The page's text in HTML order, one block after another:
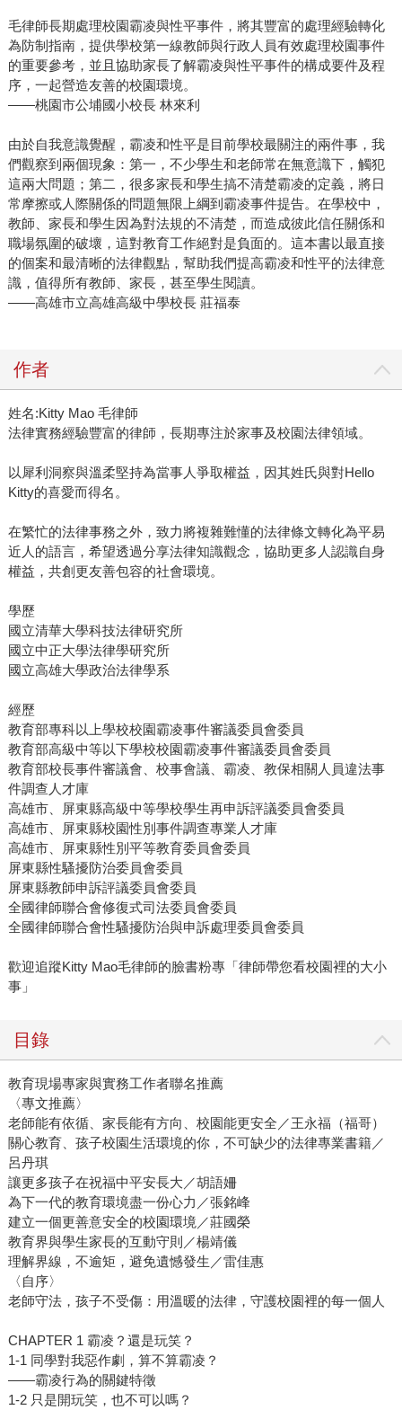
毛律師長期處理校園霸凌與性平事件，將其豐富的處理經驗轉化
為防制指南，提供學校第一線教師與行政人員有效處理校園事件
的重要參考，並且協助家長了解霸凌與性平事件的構成要件及程
序，一起營造友善的校園環境。
——桃園市公埔國小校長 林來利
由於自我意識覺醒，霸凌和性平是目前學校最關注的兩件事，我
們觀察到兩個現象：第一，不少學生和老師常在無意識下，觸犯
這兩大問題；第二，很多家長和學生搞不清楚霸凌的定義，將日
常摩擦或人際關係的問題無限上綱到霸凌事件提告。在學校中，
教師、家長和學生因為對法規的不清楚，而造成彼此信任關係和
職場氛圍的破壞，這對教育工作絕對是負面的。這本書以最直接
的個案和最清晰的法律觀點，幫助我們提高霸凌和性平的法律意
識，值得所有教師、家長，甚至學生閱讀。
——高雄市立高雄高級中學校長 莊福泰
作者
姓名:Kitty Mao 毛律師
法律實務經驗豐富的律師，長期專注於家事及校園法律領域。
以犀利洞察與溫柔堅持為當事人爭取權益，因其姓氏與對Hello
Kitty的喜愛而得名。
在繁忙的法律事務之外，致力將複雜難懂的法律條文轉化為平易
近人的語言，希望透過分享法律知識觀念，協助更多人認識自身
權益，共創更友善包容的社會環境。
學歷
國立清華大學科技法律研究所
國立中正大學法律學研究所
國立高雄大學政治法律學系
經歷
教育部專科以上學校校園霸凌事件審議委員會委員
教育部高級中等以下學校校園霸凌事件審議委員會委員
教育部校長事件審議會、校事會議、霸凌、教保相關人員違法事
件調查人才庫
高雄市、屏東縣高級中等學校學生再申訴評議委員會委員
高雄市、屏東縣校園性別事件調查專業人才庫
高雄市、屏東縣性別平等教育委員會委員
屏東縣性騷擾防治委員會委員
屏東縣教師申訴評議委員會委員
全國律師聯合會修復式司法委員會委員
全國律師聯合會性騷擾防治與申訴處理委員會委員
歡迎追蹤Kitty Mao毛律師的臉書粉專「律師帶您看校園裡的大小
事」
目錄
教育現場專家與實務工作者聯名推薦
〈專文推薦〉
老師能有依循、家長能有方向、校園能更安全／王永福（福哥）
關心教育、孩子校園生活環境的你，不可缺少的法律專業書籍／
呂丹琪
讓更多孩子在祝福中平安長大／胡語姍
為下一代的教育環境盡一份心力／張銘峰
建立一個更善意安全的校園環境／莊國榮
教育界與學生家長的互動守則／楊靖儀
理解界線，不逾矩，避免遺憾發生／雷佳惠
〈自序〉
老師守法，孩子不受傷：用溫暖的法律，守護校園裡的每一個人
CHAPTER 1 霸凌？還是玩笑？
1-1 同學對我惡作劇，算不算霸凌？
——霸凌行為的關鍵特徵
1-2 只是開玩笑，也不可以嗎？